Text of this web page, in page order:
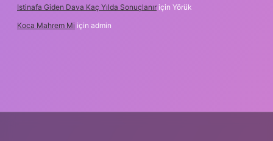
Istinafa Giden Dava Kaç Yılda Sonuçlanır için Yörük
Koca Mahrem Mi için admin